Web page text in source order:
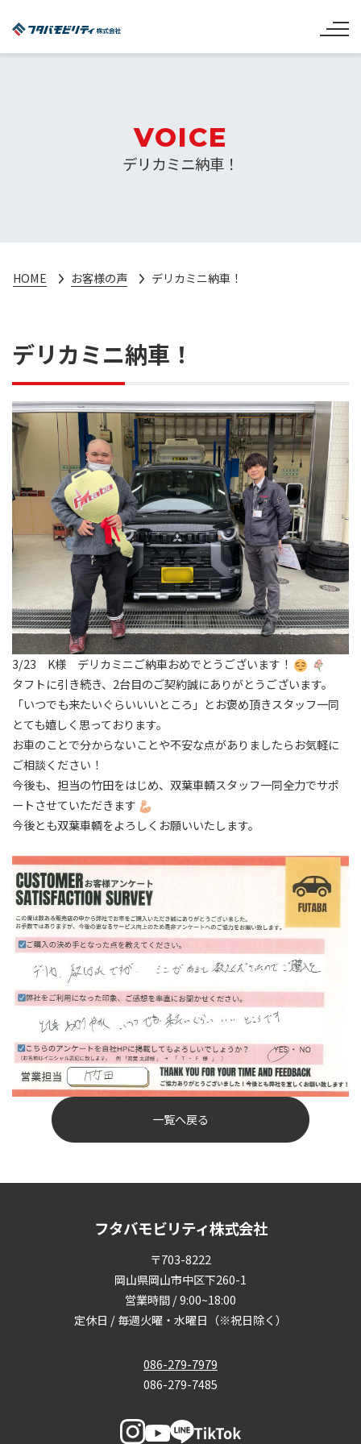
VOICE
デリカミニ納車！
HOME お客様の声 デリカミニ納車！
デリカミニ納車！
3/23 K様 デリカミニご納車おめでとうございます！
タフトに引き続き、2台目のご契約誠にありがとうございます。
「いつでも来たいぐらいいいところ」とお褒め頂きスタッフ一同
とても嬉しく思っております。
お車のことで分からないことや不安な点がありましたらお気軽に
ご相談ください！
今後も、担当の竹田をはじめ、双葉車輌スタッフ一同全力でサポ
ートさせていただきます
今後とも双葉車輌をよろしくお願いいたします。
一覧へ戻る
フタバモビリティ株式会社
〒703-8222
岡山県岡山市中区下260-1
営業時間 / 9:00~18:00
定休日 / 毎週火曜・水曜日（※祝日除く）
086-279-7979
086-279-7485